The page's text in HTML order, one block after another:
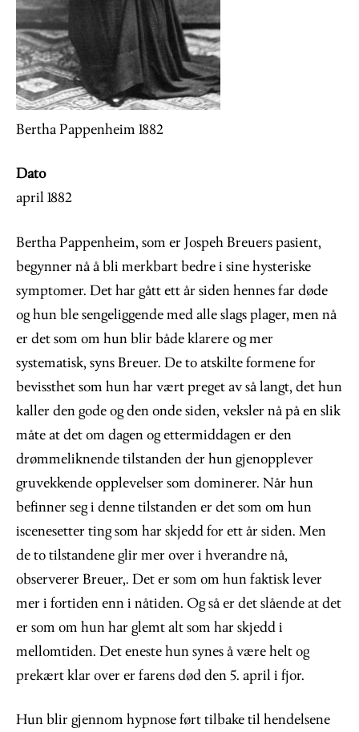
Bertha Pappenheim 1882
Dato
april 1882
Bertha Pappenheim, som er Jospeh Breuers pasient,
begynner nå å bli merkbart bedre i sine hysteriske
symptomer. Det har gått ett år siden hennes far døde
og hun ble sengeliggende med alle slags plager, men nå
er det som om hun blir både klarere og mer
systematisk, syns Breuer. De to atskilte formene for
bevissthet som hun har vært preget av så langt, det hun
kaller den gode og den onde siden, veksler nå på en slik
måte at det om dagen og ettermiddagen er den
drømmeliknende tilstanden der hun gjenopplever
gruvekkende opplevelser som dominerer. Når hun
befinner seg i denne tilstanden er det som om hun
iscenesetter ting som har skjedd for ett år siden. Men
de to tilstandene glir mer over i hverandre nå,
observerer Breuer,. Det er som om hun faktisk lever
mer i fortiden enn i nåtiden. Og så er det slående at det
er som om hun har glemt alt som har skjedd i
mellomtiden. Det eneste hun synes å være helt og
prekært klar over er farens død den 5. april i fjor.
Hun blir gjennom hypnose ført tilbake til hendelsene